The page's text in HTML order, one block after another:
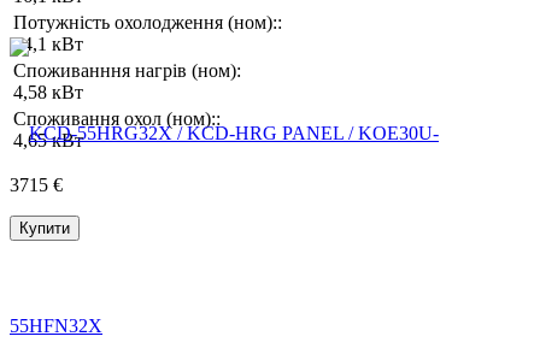
Потужність охолодження (ном)::
14,1 кВт
Споживанння нагрів (ном):
4,58 кВт
Споживання охол (ном)::
4,65 кВт
3715 €
Купити